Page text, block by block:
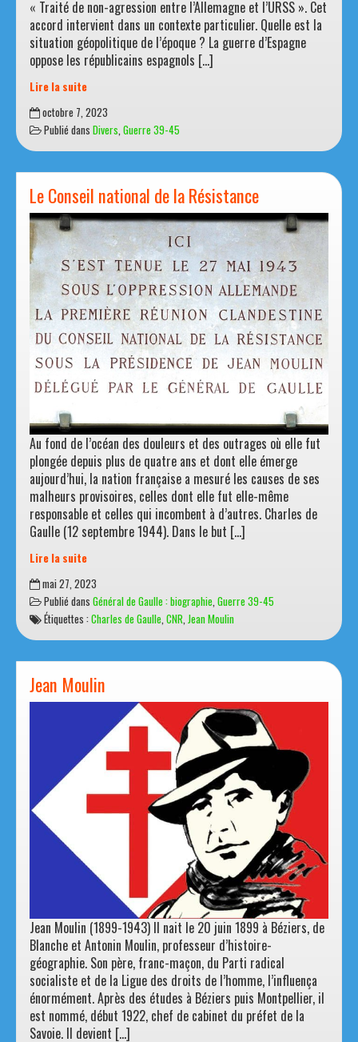
« Traité de non-agression entre l’Allemagne et l’URSS ». Cet
accord intervient dans un contexte particulier. Quelle est la
situation géopolitique de l’époque ? La guerre d’Espagne
oppose les républicains espagnols […]
Lire la suite
Le
pacte
germano-
soviétique
et
les
communistes
français
octobre 7, 2023
Publié dans Divers,Guerre 39-45
Le Conseil national de la Résistance
Au fond de l’océan des douleurs et des outrages où elle fut
plongée depuis plus de quatre ans et dont elle émerge
aujourd’hui, la nation française a mesuré les causes de ses
malheurs provisoires, celles dont elle fut elle-même
responsable et celles qui incombent à d’autres. Charles de
Gaulle (12 septembre 1944). Dans le but […]
Lire la suite
Conseil
national
de
la
Résistance
mai 27, 2023
Publié dans Général de Gaulle : biographie Guerre 39-45
Étiquettes :Charles de Gaulle CNR Jean Moulin
Jean Moulin
Jean Moulin (1899-1943) Il nait le 20 juin 1899 à Béziers, de
Blanche et Antonin Moulin, professeur d’histoire-
géographie. Son père, franc-maçon, du Parti radical
socialiste et de la Ligue des droits de l’homme, l’influença
énormément. Après des études à Béziers puis Montpellier, il
est nommé, début 1922, chef de cabinet du préfet de la
Savoie. Il devient […]